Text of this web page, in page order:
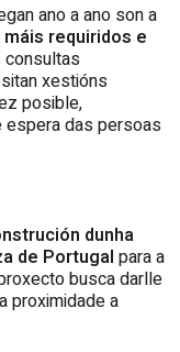
ano a ano son a
requiridos e
xestións
posible,
espera das persoas
dunha
de Portugal para a
busca darlle
proximidade a